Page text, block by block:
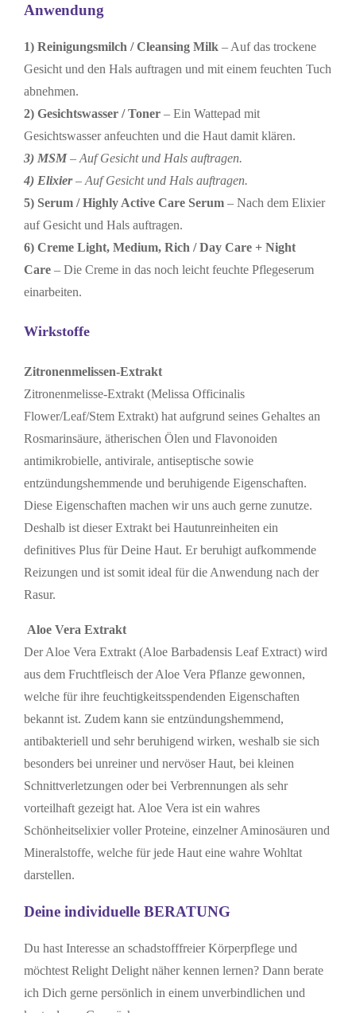
Anwendung
1) Reinigungsmilch / Cleansing Milk– Auf das trockene
Gesicht und den Hals auftragen und mit einem feuchten Tuch
abnehmen.
2) Gesichtswasser / Toner– Ein Wattepad mit
Gesichtswasser anfeuchten und die Haut damit klären.
3) MSM– Auf Gesicht und Hals auftragen.
4) Elixier– Auf Gesicht und Hals auftragen.
5) Serum / Highly Active Care Serum– Nach dem Elixier
auf Gesicht und Hals auftragen.
6) Creme Light, Medium, Rich / Day Care + Night
Care– Die Creme in das noch leicht feuchte Pflegeserum
einarbeiten.
Wirkstoffe
Zitronenmelissen-Extrakt
Zitronenmelisse-Extrakt (Melissa Officinalis
Flower/Leaf/Stem Extrakt) hat aufgrund seines Gehaltes an
Rosmarinsäure, ätherischen Ölen und Flavonoiden
antimikrobielle, antivirale, antiseptische sowie
entzündungshemmende und beruhigende Eigenschaften.
Diese Eigenschaften machen wir uns auch gerne zunutze.
Deshalb ist dieser Extrakt bei Hautunreinheiten ein
definitives Plus für Deine Haut. Er beruhigt aufkommende
Reizungen und ist somit ideal für die Anwendung nach der
Rasur.
Aloe Vera Extrakt
Der Aloe Vera Extrakt (Aloe Barbadensis Leaf Extract) wird
aus dem Fruchtfleisch der Aloe Vera Pflanze gewonnen,
welche für ihre feuchtigkeitsspendenden Eigenschaften
bekannt ist. Zudem kann sie entzündungshemmend,
antibakteriell und sehr beruhigend wirken, weshalb sie sich
besonders bei unreiner und nervöser Haut, bei kleinen
Schnittverletzungen oder bei Verbrennungen als sehr
vorteilhaft gezeigt hat. Aloe Vera ist ein wahres
Schönheitselixier voller Proteine, einzelner Aminosäuren und
Mineralstoffe, welche für jede Haut eine wahre Wohltat
darstellen.
Deine individuelle BERATUNG
Du hast Interesse an schadstofffreier Körperpflege und
möchtest Relight Delight näher kennen lernen? Dann berate
ich Dich gerne persönlich in einem unverbindlichen und